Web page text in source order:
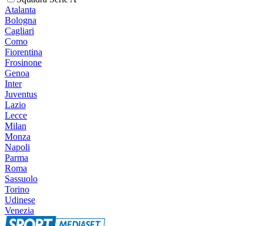
Atalanta
Bologna
Cagliari
Como
Fiorentina
Frosinone
Genoa
Inter
Juventus
Lazio
Lecce
Milan
Monza
Napoli
Parma
Roma
Sassuolo
Torino
Udinese
Venezia